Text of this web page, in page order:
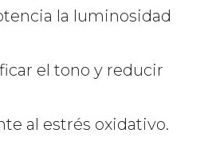
la luminosidad
el tono y reducir
al estrés oxidativo.